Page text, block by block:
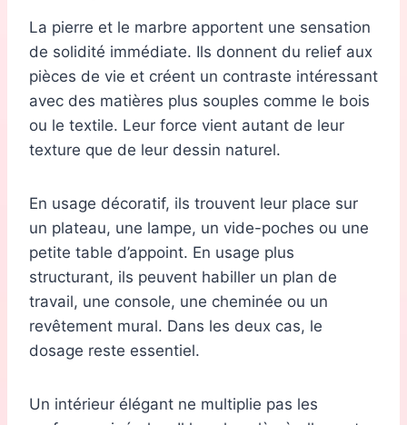
La pierre et le marbre apportent une sensation
de solidité immédiate. Ils donnent du relief aux
pièces de vie et créent un contraste intéressant
avec des matières plus souples comme le bois
ou le textile. Leur force vient autant de leur
texture que de leur dessin naturel.
En usage décoratif, ils trouvent leur place sur
un plateau, une lampe, un vide-poches ou une
petite table d’appoint. En usage plus
structurant, ils peuvent habiller un plan de
travail, une console, une cheminée ou un
revêtement mural. Dans les deux cas, le
dosage reste essentiel.
Un intérieur élégant ne multiplie pas les